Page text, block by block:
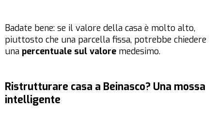
Badate bene: se il valore della casa è molto alto,
piuttosto che una parcella fissa, potrebbe chiedere
una percentuale sul valore medesimo.
Ristrutturare casa a Beinasco? Una mossa
intelligente